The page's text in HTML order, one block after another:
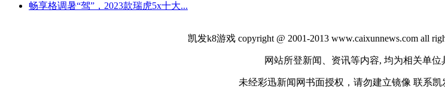
畅享格调暑“驾”，2023款瑞虎5x十大...
凯发k8游戏 copyright @ 2001-2013 www.caixunnews.com all
网站所登新闻、资讯等内容, 均为相关单位
未经彩迅新闻网书面授权，请勿建立镜像 联系